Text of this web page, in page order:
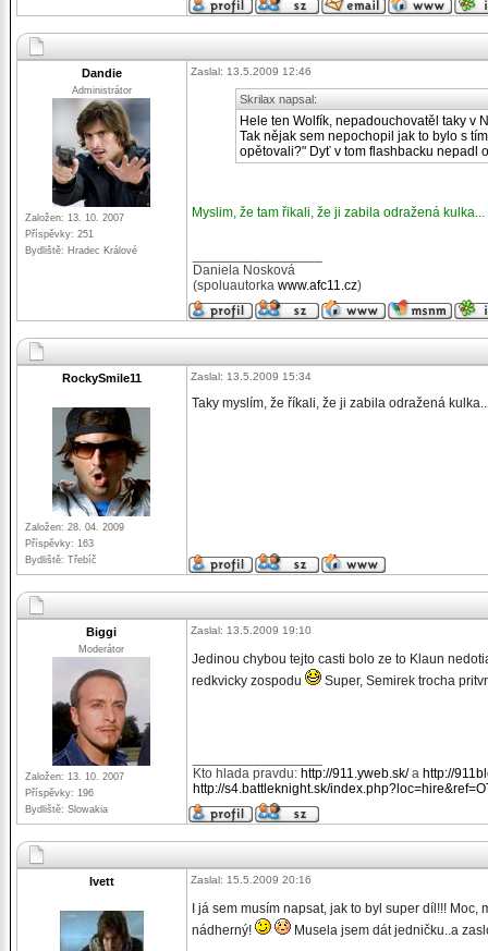
Dandie
Administrátor
Založen: 13. 10. 2007
Příspěvky: 251
Bydliště: Hradec Králové
Zaslal: 13.5.2009 12:46
Skrilax napsal:
Hele ten Wolfík, nepadouchovatěl taky v
Tak nějak sem nepochopil jak to bylo s
opětovali?" Dyť v tom flashbacku nepadl
Myslim, že tam řikali, že ji zabila odražená kulka...
Daniela Nosková
(spoluautorka www.afc11.cz)
RockySmile11
Založen: 28. 04. 2009
Příspěvky: 163
Bydliště: Třebíč
Zaslal: 13.5.2009 15:34
Taky myslím, že říkali, že ji zabila odražená
Biggi
Moderátor
Založen: 13. 10. 2007
Příspěvky: 196
Bydliště: Slowakia
Zaslal: 13.5.2009 19:10
Jedinou chybou tejto casti bolo ze to Klaun
redkvicky zospodu
Super, Semirek trocha
Kto hlada pravdu: http://911.yweb.sk/a http://
http://s4.battleknight.sk/
Ivett Zaslal: 15.5.2009 20:16
I já sem musím napsat, jak to byl super díl!!!
nádherný!
Musela jsem dát jedničku..a